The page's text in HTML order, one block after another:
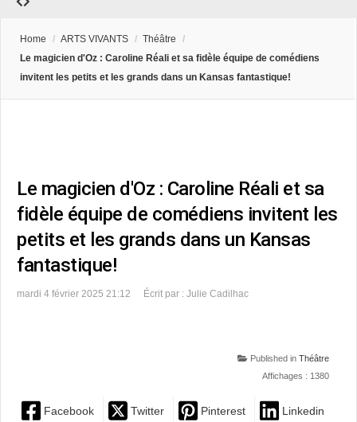
Home / ARTS VIVANTS / Théâtre
/
Le magicien d'Oz : Caroline Réali et sa fidèle équipe de comédiens
invitent les petits et les grands dans un Kansas fantastique!
Le magicien d'Oz : Caroline Réali et sa
fidèle équipe de comédiens invitent les
petits et les grands dans un Kansas
fantastique!
mardi 4 février 2025 21:12 Écrit par : Julie Cadilhac
Published in Théâtre
Affichages : 1380
Facebook Twitter Pinterest Linkedin